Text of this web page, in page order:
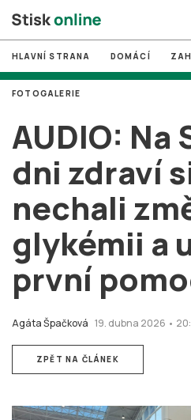
# MUNI
# Brno
# volby
login PŘIHLÁSIT SE
Zapomněli jste heslo?
Založit nový účet
HLAVNÍ STRANA DOMÁCÍ
AUDIO: Na
dni zdraví
nechali
glykémii a
první
Agáta Špačková 19. dubna 2026 •
FOTOGALERIE
ZPĚT NA ČLÁNEK